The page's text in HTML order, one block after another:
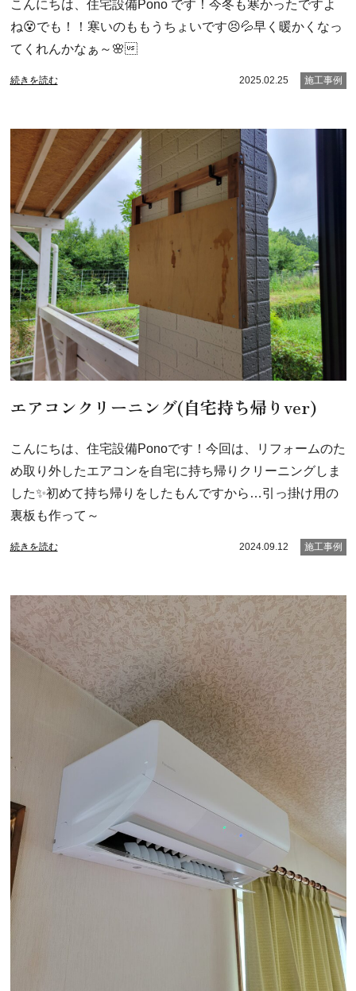
こんにちは、住宅設備Pono です！今冬も寒かったですよ
ね😵でも！！寒いのももうちょいです😣💦早く暖かくなっ
てくれんかなぁ～🌸
続きを読む 2025.02.25 施工事例
エアコンクリーニング(自宅持ち帰りver)
こんにちは、住宅設備Ponoです！今回は、リフォームのた
め取り外したエアコンを自宅に持ち帰りクリーニングしま
した✨初めて持ち帰りをしたもんですから…引っ掛け用の
裏板も作って～
続きを読む 2024.09.12 施工事例